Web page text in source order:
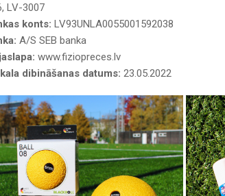
LV-3007
konts: LV93UNLA0055001592038
A/S SEB banka
www.fiziopreces.lv
dibināšanas datums: 23.05.2022